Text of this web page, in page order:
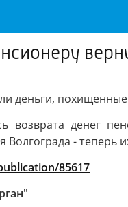
деньги,
возврата денег
Волгограда - теперь
85617